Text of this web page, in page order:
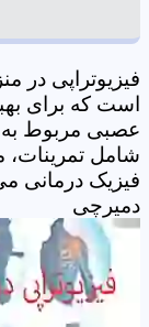
فیزیوتراپی در
است که برای
عصبی مربوط به
شامل تمرینات،
دمیرچی